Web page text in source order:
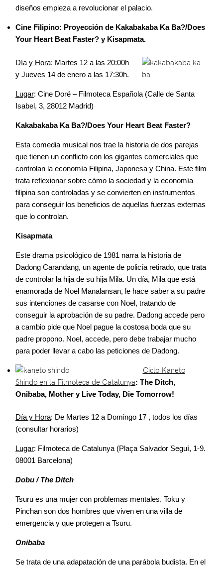
diseños empieza a revolucionar el palacio.
Cine Filipino: Proyección de Kakabakaba Ka Ba?/Does
Your Heart Beat Faster? y Kisapmata.
Día y Hora: Martes 12 a las 20:00h
y Jueves 14 de enero a las 17:30h.
Lugar: Cine Doré – Filmoteca Española (Calle de Santa
Isabel, 3, 28012 Madrid)
Kakabakaba Ka Ba?/Does Your Heart Beat Faster?
Esta comedia musical nos trae la historia de dos parejas
que tienen un conflicto con los gigantes comerciales que
controlan la economía Filipina, Japonesa y China. Este film
trata reflexionar sobre cómo la sociedad y la economía
filipina son controladas y se convierten en instrumentos
para conseguir los beneficios de aquellas fuerzas externas
que lo controlan.
Kisapmata
Este drama psicológico de 1981 narra la historia de
Dadong Carandang, un agente de policía retirado, que trata
de controlar la hija de su hija Mila. Un día, Mila que está
enamorada de Noel Manalansan, le hace saber a su padre
sus intenciones de casarse con Noel, tratando de
conseguir la aprobación de su padre. Dadong accede pero
a cambio pide que Noel pague la costosa boda que su
padre propono. Noel, accede, pero debe trabajar mucho
para poder llevar a cabo las peticiones de Dadong.
Ciclo Kaneto
Shindo en la Filmoteca de Catalunya: The Ditch,
Onibaba, Mother y Live Today, Die Tomorrow!
Día y Hora: De Martes 12 a Domingo 17 , todos los días
(consultar horarios)
Lugar: Filmoteca de Catalunya (Plaça Salvador Seguí, 1-9.
08001 Barcelona)
Dobu / The Ditch
Tsuru es una mujer con problemas mentales. Toku y
Pinchan son dos hombres que viven en una villa de
emergencia y que protegen a Tsuru.
Onibaba
Se trata de una adapatación de una parábola budista. En el